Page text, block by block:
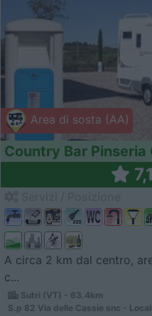
Area di sosta (AA)
Country Bar Pinseria
7,1
A circa 2 km dal centro,
c...
Sutri (VT) - 63.4km
S.p 82 Via delle Cassie snc -